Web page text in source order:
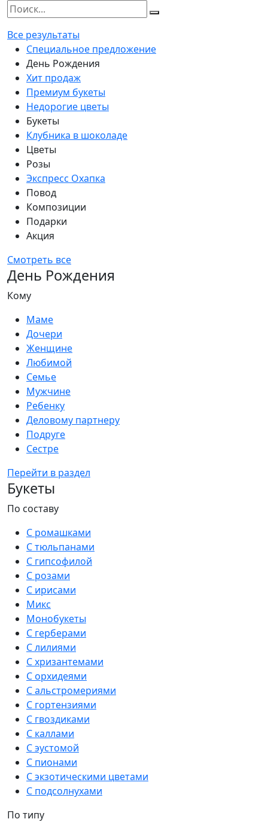
Все результаты
Специальное предложение
День Рождения
Хит продаж
Премиум букеты
Недорогие цветы
Букеты
Клубника в шоколаде
Цветы
Розы
Экспресс Охапка
Повод
Композиции
Подарки
Акция
Смотреть все
День Рождения
Кому
Маме
Дочери
Женщине
Любимой
Семье
Мужчине
Ребенку
Деловому партнеру
Подруге
Сестре
Перейти в раздел
Букеты
По составу
С ромашками
С тюльпанами
С гипсофилой
С розами
С ирисами
Микс
Монобукеты
С герберами
С лилиями
С хризантемами
С орхидеями
С альстромериями
С гортензиями
С гвоздиками
С каллами
С эустомой
С пионами
С экзотическими цветами
С подсолнухами
По типу